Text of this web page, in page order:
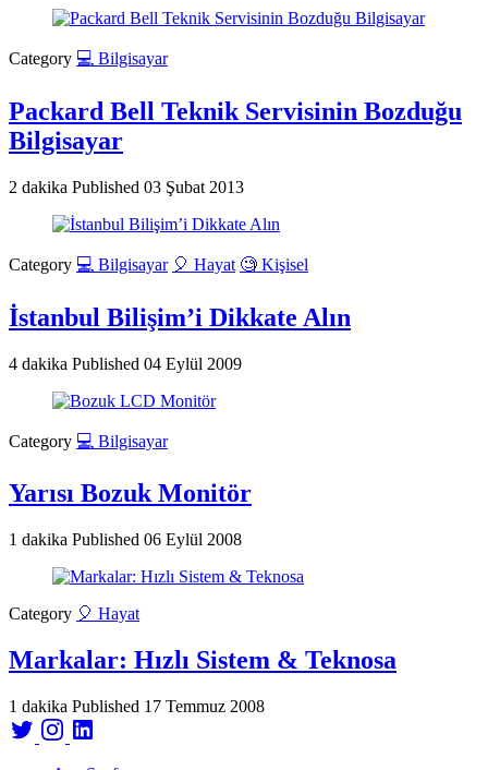
Category 💻 Bilgisayar
Packard Bell Teknik Servisinin Bozduğu
Bilgisayar
2 dakika Published 03 Şubat 2013
Category 💻 Bilgisayar 🎈 Hayat 🧐 Kişisel
İstanbul Bilişim’i Dikkate Alın
4 dakika Published 04 Eylül 2009
Category 💻 Bilgisayar
Yarısı Bozuk Monitör
1 dakika Published 06 Eylül 2008
Category 🎈 Hayat
Markalar: Hızlı Sistem & Teknosa
1 dakika Published 17 Temmuz 2008